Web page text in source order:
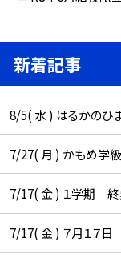
新着記事
8/5( 水 ) はるかのひ
7/27( 月 ) かもめ学
7/17( 金 ) １学期
7/17( 金 ) ７月１７